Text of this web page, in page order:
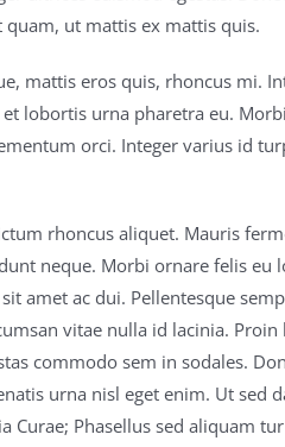
ut mattis ex mattis quis.
mattis eros quis, rhoncus mi.
lobortis urna pharetra eu.
orci. Integer varius id
rhoncus aliquet. Mauris
neque. Morbi ornare felis eu
amet ac dui. Pellentesque
vitae nulla id lacinia.
commodo sem in sodales.
urna nisl eget enim. Ut sed
Curae; Phasellus sed aliquam